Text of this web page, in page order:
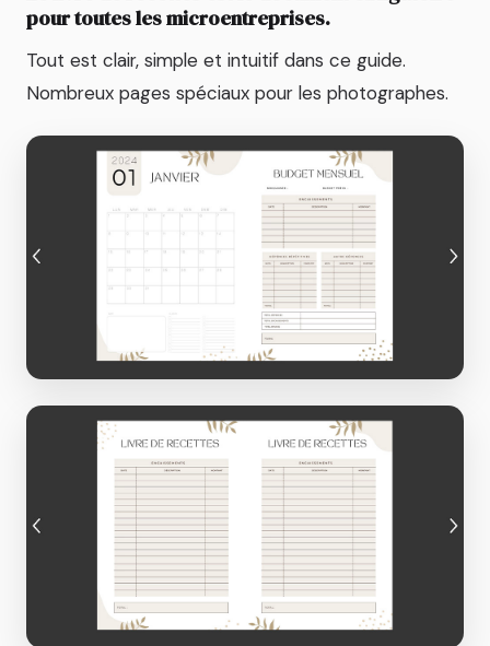
pour toutes les microentreprises.
Tout est clair, simple et intuitif dans ce guide.
Nombreux pages spéciaux pour les photographes.